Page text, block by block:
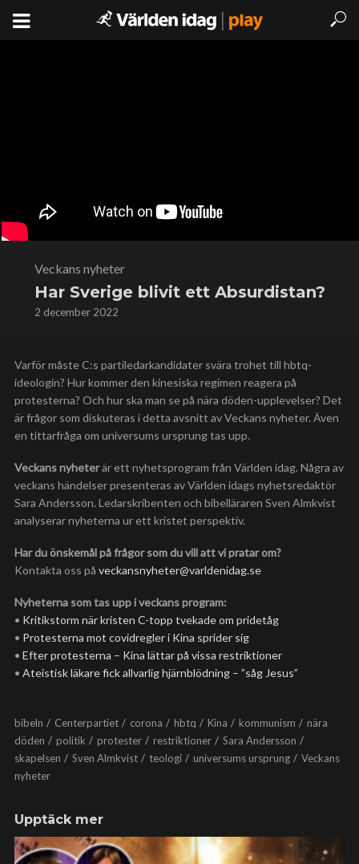
Veckans nyheter
Har Sverige blivit ett Absurdistan?
2 december 2022
Varför måste C:s partiledarkandidater svära trohet till hbtq-
ideologin? Hur kommer den kinesiska regimen reagera på
protesterna? Och hur ska man se på nära döden-upplevelser? Det
är frågor som diskuteras i detta avsnitt av Veckans nyheter. Även
en tittarfråga om universums ursprung tas upp.
Veckans nyheterär ett nyhetsprogram från Världen idag. Några av
veckans händelser presenteras av Världen idags nyhetsredaktör
Sara Andersson. Ledarskribenten och bibelläraren Sven Almkvist
analyserar nyheterna ur ett kristet perspektiv.
Har du önskemål på frågor som du vill att vi pratar om?
Kontakta oss på veckansnyheter@varldenidag.se
Nyheterna som tas upp i veckans program:
• Kritikstorm när kristen C-topp tvekade om pridetåg
• Protesterna mot covidregler i Kina sprider sig
• Efter protesterna – Kina lättar på vissa restriktioner
• Ateistisk läkare fick allvarlig hjärnblödning – ”såg Jesus”
bibeln Centerpartiet corona hbtq Kina kommunism
nära
döden
politik protester restriktioner
Sara Andersson
skapelsen
Sven Almkvist teologi universums ursprung
Veckans
nyheter
Upptäck mer